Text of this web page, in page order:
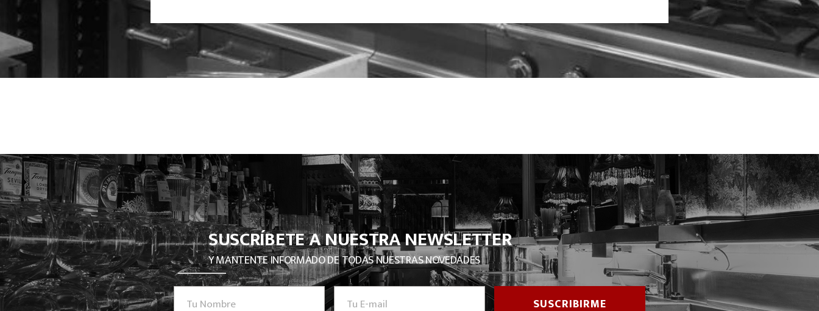
SUSCRÍBETE A NUESTRA NEWSLETTER
Y MANTENTE INFORMADO DE TODAS NUESTRAS NOVEDADES